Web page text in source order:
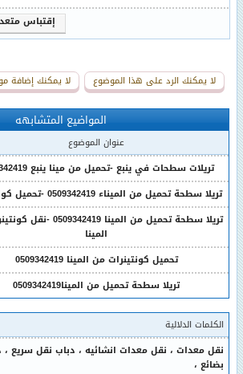
إقتباس
لا يمكنك الرد على هذا الموضوع لا يمكنك إضافة
المواضيع المتشابهه
عنوان الموضوع
تريلات سطحات في ينبع -تحميل من مينا ينبع 0509342419
تريلا سطحة تحميل من الميناء 0509342419 -تحميل كونتينرات
تريلا سطحة تحميل من المينا
المينا
تحميل كونتينرات من المينا 0509342419
تريلا سطحة تحميل من المينا0509342419
الكلمات الدلالية
نقل معدات، نقل معدات انشائيه، دباب نقل سريع،
بضائع،